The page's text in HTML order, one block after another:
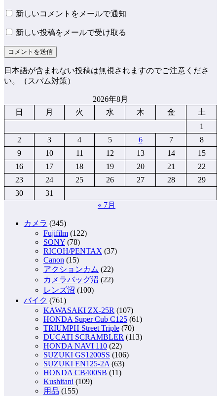
新しいコメントをメールで通知
新しい投稿をメールで受け取る
日本語が含まれない投稿は無視されますのでご注意くださ
い。（スパム対策）
2026年8月
日
月 火 水 木 金
土
1
2
3 4 5 6 7
8
9
10 11 12 13 14
15
16
17 18 19 20 21
22
23
24 25 26 27 28
29
30
31
« 7月
カメラ (345)
Fujifilm (122)
SONY (78)
RICOH/PENTAX (37)
Canon (15)
アクションカム (22)
カメラバッグ沼 (22)
レンズ沼 (100)
バイク (761)
KAWASAKI ZX-25R (107)
HONDA Super Cub C125 (61)
TRIUMPH Street Triple (70)
DUCATI SCRAMBLER (113)
HONDA NAVI 110 (22)
SUZUKI GS1200SS (106)
SUZUKI EN125-2A (63)
HONDA CB400SB (11)
Kushitani (109)
用品 (155)